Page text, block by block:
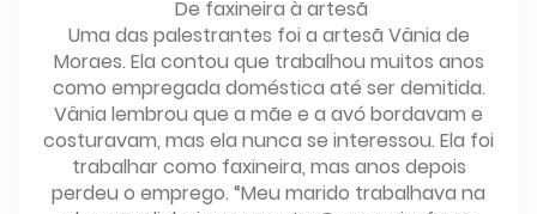
De faxineira à artesã
Uma das palestrantes foi a artesã Vânia de
Moraes. Ela contou que trabalhou muitos anos
como empregada doméstica até ser demitida.
Vânia lembrou que a mãe e a avó bordavam e
costuravam, mas ela nunca se interessou. Ela foi
trabalhar como faxineira, mas anos depois
perdeu o emprego. “Meu marido trabalhava na